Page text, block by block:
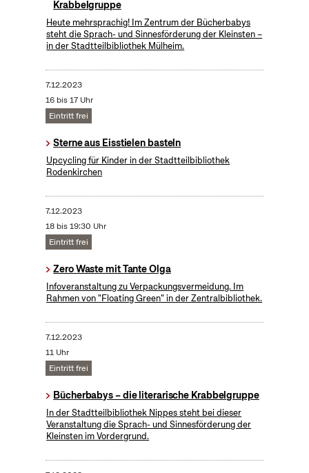
Krabbelgruppe
Heute mehrsprachig! Im Zentrum der Bücherbabys
steht die Sprach- und Sinnesförderung der Kleinsten –
in der Stadtteilbibliothek Mülheim.
7.12.2023
16 bis 17 Uhr
Eintritt frei
Sterne aus Eisstielen basteln
Upcycling für Kinder in der Stadtteilbibliothek
Rodenkirchen
7.12.2023
18 bis 19:30 Uhr
Eintritt frei
Zero Waste mit Tante Olga
Infoveranstaltung zu Verpackungsvermeidung. Im
Rahmen von "Floating Green" in der Zentralbibliothek.
7.12.2023
11 Uhr
Eintritt frei
Bücherbabys – die literarische Krabbelgruppe
In der Stadtteilbibliothek Nippes steht bei dieser
Veranstaltung die Sprach- und Sinnesförderung der
Kleinsten im Vordergrund.